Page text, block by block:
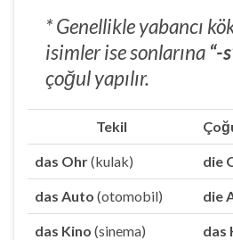
* Genellikle yabancı
isimler ise sonlarına “-
çoğul yapılır.
Tekil
das Ohr(kulak) die
das Auto (otomobil) die
das Kino (sinema) das